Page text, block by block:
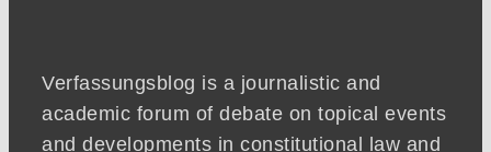
Verfassungsblog is a journalistic and
academic forum of debate on topical events
and developments in constitutional law and